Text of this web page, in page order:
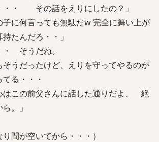
・ その話をえりにしたの？」
に何言っても無駄だw 完全に舞い上が
たんだろ・・」
そうだね。
ったけど、えりを守ってやるのが
る・・・
前父さんに話した通りだよ、 絶
。」
空いてから・・・）